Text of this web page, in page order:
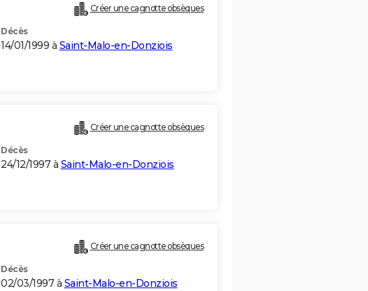
Créer une cagnotte obsèques
Décès
14/01/1999 à Saint-Malo-en-Donziois
Créer une cagnotte obsèques
Décès
24/12/1997 à Saint-Malo-en-Donziois
Créer une cagnotte obsèques
Décès
02/03/1997 à Saint-Malo-en-Donziois